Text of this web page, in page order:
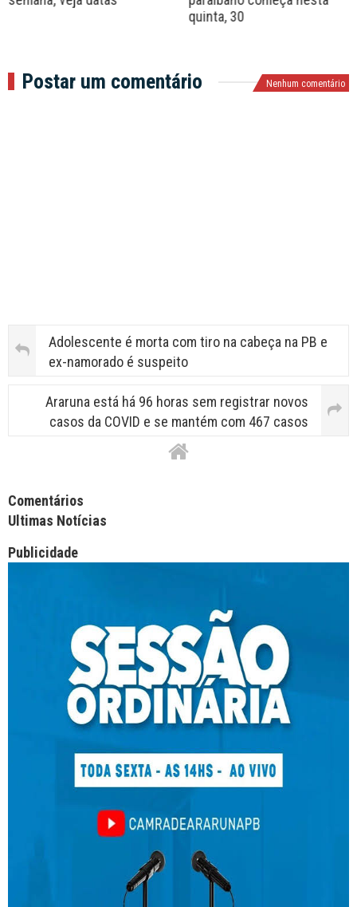
quinta, 30
Postar um comentário Nenhum comentário
Adolescente é morta com tiro na cabeça na PB e
ex-namorado é suspeito
Araruna está há 96 horas sem registrar novos
casos da COVID e se mantém com 467 casos
Facebook Comments APPID
Comentários
Ultimas Notícias
Publicidade